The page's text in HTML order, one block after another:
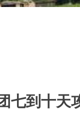
七到十天